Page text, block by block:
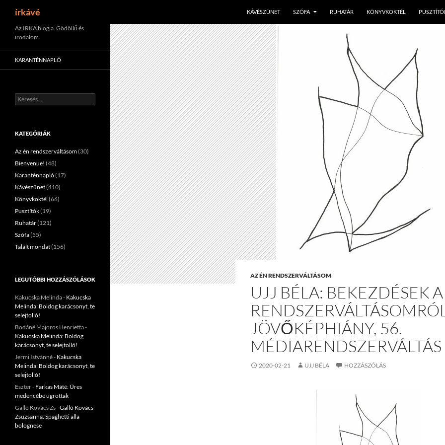
Tartalomhoz
írkávé KÁVÉSZÜNET SZÓFA RUHATÁR KÖNYVKOKTÉL
AZ ÉN RENDSZERVÁLTÁSOM
UJJ BÉLA: BEKEZDÉSEK A
JÖVŐKÉPHIÁNY, 56.
MÉDIARENDSZERVÁLTÁS
2020-02-21 UJJ BÉLA HOZZÁSZÓLÁS
Az IRKA blogja. Gödöllő és
irodalom.
KARANTÉNNAPLÓ
Keresés:
KATEGÓRIÁK
Az én rendszerváltásom(30)
Bienvenue! (48)
Karanténnapló(17)
Kávészünet(410)
Könyvkoktél (66)
Pusztítók(19)
Ruhatár(121)
Szófa(55)
Talált mondat(156)
LEGUTÓBBI HOZZÁSZÓLÁSOK
Kakucska Melinda- Kakucska
Melinda: Boldog karácsonyt, te
selejtolló!
Bodáné Majoros Henrietta-
Kakucska Melinda: Boldog
karácsonyt, te selejtolló!
Jermi Istvànné- Kakucska
Melinda: Boldog karácsonyt, te
selejtolló!
Eszter- Farkas Máté: Üres
medencébe ugrottak
Galló Kovács Zs-Galló Kovács
Zsuzsanna: Spaghetti alla
bolognese